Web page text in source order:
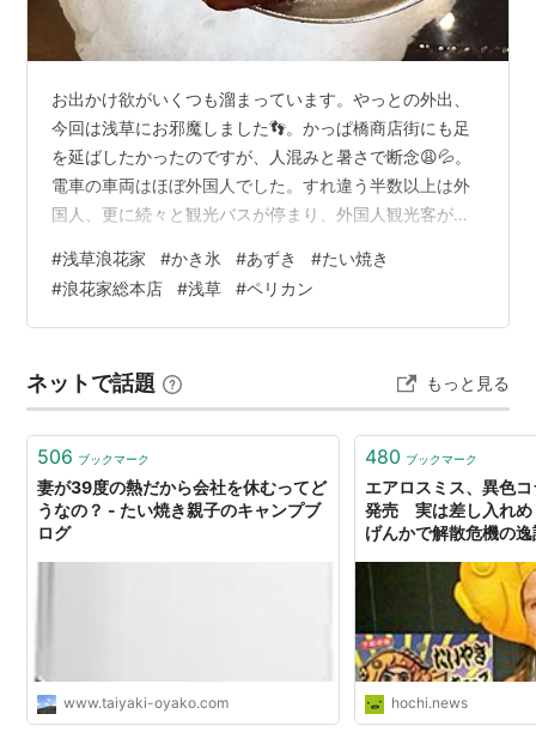
お出かけ欲がいくつも溜まっています。やっとの外出、
今回は浅草にお邪魔しました👣。かっぱ橋商店街にも足
を延ばしたかったのですが、人混みと暑さで断念😩💦。
電車の車両はほぼ外国人でした。すれ違う半数以上は外
国人、更に続々と観光バスが停まり、外国人観光客が降
の『ペリカン』は、創業1942年（昭和17年）のパン屋さ
ん。形や大きさが異なる食パンとロールパン全10種のみ
を販売しています。創業当初に作っていた菓子パンはす
り、信念を変えずに現在四代目が後継されています。 午
後に立ち寄って完売していたことが２…
#浅草浪花家 #かき氷 #あずき #たい焼き
#浪花家総本店 #浅草 #ペリカン
ネットで話題 もっと見る
506 ブックマーク
妻が39度の熱だから会社を休むってど
うなの？ - たい焼き親子のキャンプブ
ログ
www.taiyaki-oyako.com
480 ブックマーク
エアロスミス、異色
発売 実は差し入れめ
げんかで解散危機の
hochi.news